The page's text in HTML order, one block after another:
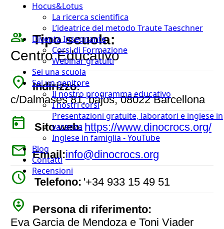
Hocus&Lotus
La ricerca scientifica
L’ideatrice del metodo Traute Taeschner
Diventa Insegnante
Corsi di Formazione
Webinar gratuiti
Sei una scuola
Sei un genitore
Il nostro programma educativo
I nostri corsi
Presentazioni gratuite, laboratori e inglese in
vacanza
Inglese in famiglia - YouTube
Blog
Contatti
Recensioni
people_outline Tipo scuola:
Centro Educativo
place Indirizzo:
c/Dalmases 81, bajos, 08022 Barcellona
today Sito web: https://www.dinocrocs.org/
mail Email:info@dinocrocs.org
watch_later Telefono: '+34 933 15 49 51
person_pin_circle
Persona di riferimento:
Eva Garcia de Mendoza e Toni Viader